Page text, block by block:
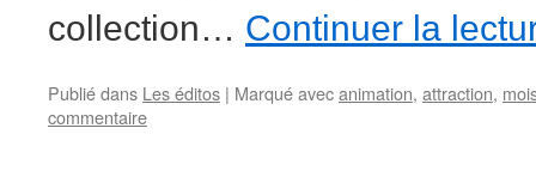
collection… Continuer la
Publié dans Les éditos | Marqué avecanimation, attraction,
commentaire